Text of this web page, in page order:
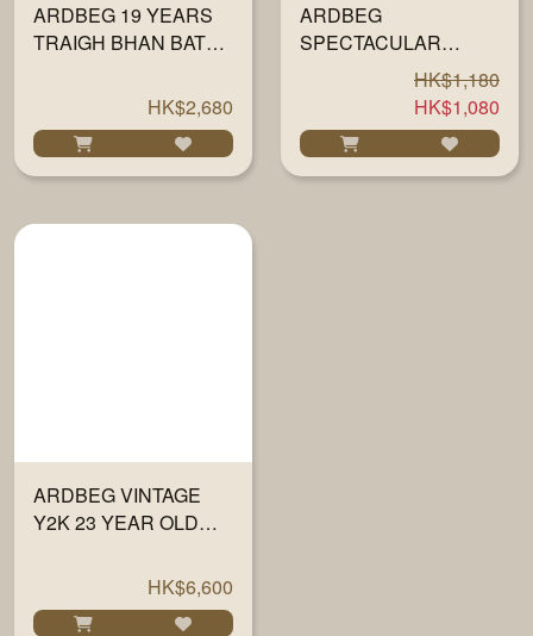
ARDBEG 19 YEARS
TRAIGH BHAN BATCH
HK$2,680
ARDBEG
SPECTACULAR
LIMITED EDITIONHK$1,180
HK$1,080
ARDBEG VINTAGE
Y2K 23 YEAR OLD
HK$6,600